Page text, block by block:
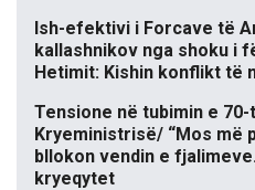
Ish-efektivi i Forcave të
kallashnikov nga shoku i
Hetimit: Kishin konflikt të
Tensione në tubimin e
Kryeministrisë/ “Mos më
bllokon vendin e
kryeqytet